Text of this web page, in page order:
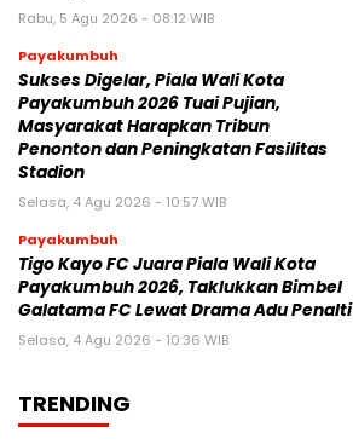
Rabu, 5 Agu 2026 - 08:12 WIB
Payakumbuh
Sukses Digelar, Piala Wali Kota
Payakumbuh 2026 Tuai Pujian,
Masyarakat Harapkan Tribun
Penonton dan Peningkatan Fasilitas
Stadion
Selasa, 4 Agu 2026 - 10:57 WIB
Payakumbuh
Tigo Kayo FC Juara Piala Wali Kota
Payakumbuh 2026, Taklukkan Bimbel
Galatama FC Lewat Drama Adu Penalti
Selasa, 4 Agu 2026 - 10:36 WIB
TRENDING